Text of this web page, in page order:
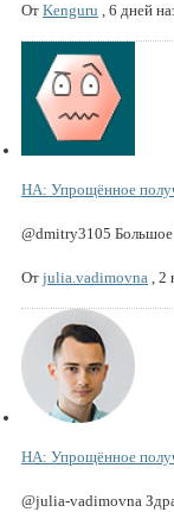
От Kenguru , 6 дней
НА: Упрощённое
@dmitry3105 Большое
От julia.vadimovna , 2
НА: Упрощённое
@julia-vadimovna